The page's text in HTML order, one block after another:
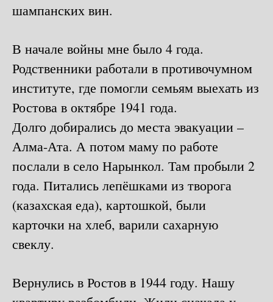
шампанских вин.
В начале войны мне было 4 года.
Родственники работали в противочумном
институте, где помогли семьям выехать из
Ростова в октябре 1941 года.
Долго добирались до места эвакуации –
Алма-Ата. А потом маму по работе
послали в село Нарынкол. Там пробыли 2
года. Питались лепёшками из творога
(казахская еда), картошкой, были
карточки на хлеб, варили сахарную
свеклу.
Вернулись в Ростов в 1944 году. Нашу